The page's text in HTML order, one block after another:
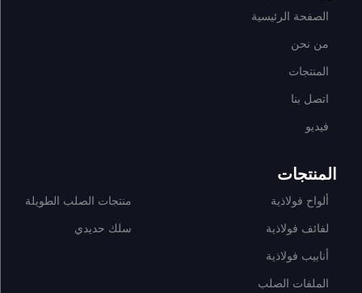
الصفحة الرئيسية
من نحن
المنتجات
اتصل بنا
فيديو
المنتجات
ألواح فولاذية
لفائف فولاذية
أنابيب فولاذية
الملفات الصلب
منتجات الصلب الطويلة
سلك حديدي